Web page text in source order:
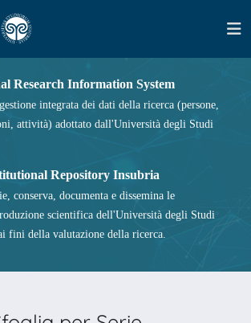
Research Information System
integrata dei dati della ricerca (persone,
attività) adottato dall'Università degli Studi
Repository Insubria
conserva, documenta e dissemina le
scientifica dell'Università degli Studi
fini della valutazione della ricerca.